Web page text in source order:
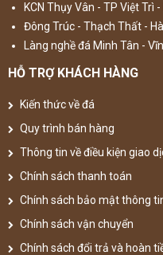
KCN Thụy Vân - TP Việt Trì
Đông Trúc - Thạch Thất -
Làng nghề đá Minh Tân -
HỖ TRỢ KHÁCH HÀNG
Kiến thức về đá
Quy trình bán hàng
Thông tin về điều kiện giao
Chính sách thanh toán
Chính sách bảo mật thông
Chính sách vận chuyển
Chính sách đổi trả và hoàn